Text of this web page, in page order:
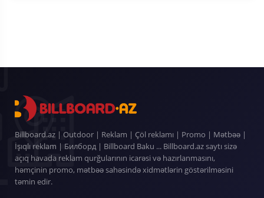
Billboard.az | Outdoor | Reklam | Çöl reklamı | Promo | Mətbəə |
İşıqlı reklam | Билборд | Billboard Baku ... Billboard.az saytı sizə
açıq havada reklam qurğularının icarəsi və hazırlanmasını,
həmçinin promo, mətbəə sahəsində xidmətlərin göstərilməsini
təmin edir.